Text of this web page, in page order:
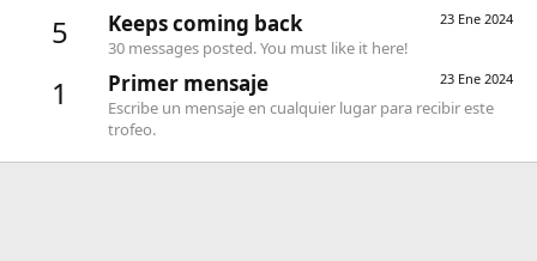
5 23 Ene 2024
Keeps coming back
30 messages posted. You must like it here!
1 23 Ene 2024
Primer mensaje
Escribe un mensaje en cualquier lugar para recibir este
trofeo.